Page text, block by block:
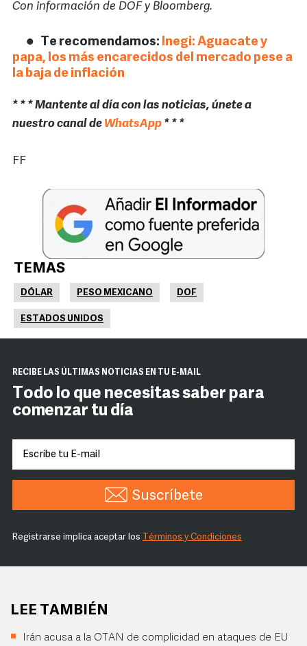
Con información de DOF y Bloomberg.
Te recomendamos: Inegi: Aguacate y
papa, los más encarecidos del mercado pese a
la baja de inflación
* * * Mantente al día con las noticias, únete a
nuestro canal de WhatsApp * * *
FF
TEMAS
DÓLAR PESO MEXICANO DOF
ESTADOS UNIDOS
RECIBE LAS ÚLTIMAS NOTICIAS EN TU E-MAIL
Todo lo que necesitas saber para
comenzar tu día
Suscríbete
Registrarse implica aceptar los Términos y Condiciones
LEE TAMBIÉN
Irán acusa a la OTAN de complicidad en ataques de EU